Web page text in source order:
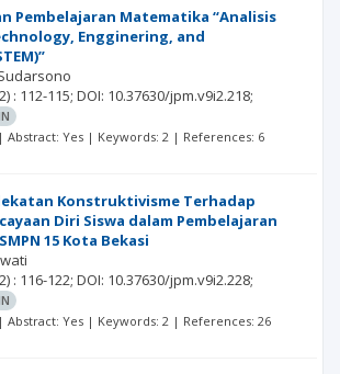
Pembelajaran Matematika “Analisis
Engginering, and
: 112-115; DOI: 10.37630/jpm.v9i2.218;
Abstract: Yes | Keywords: 2 | References: 6
Konstruktivisme Terhadap
Diri Siswa dalam Pembelajaran
15 Kota Bekasi
: 116-122; DOI: 10.37630/jpm.v9i2.228;
Abstract: Yes | Keywords: 2 | References: 26